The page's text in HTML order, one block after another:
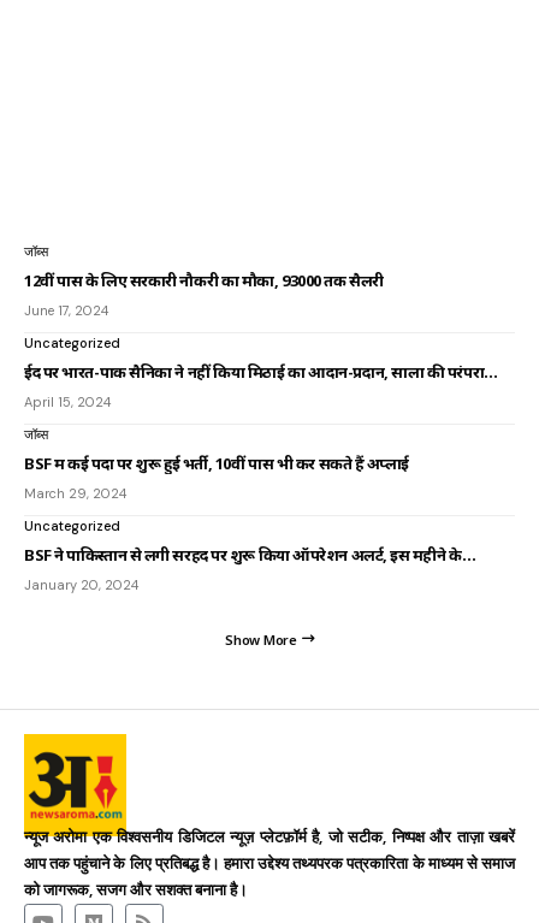
जॉब्स
12वीं पास के लिए सरकारी नौकरी का मौका, 93000 तक सैलरी
June 17, 2024
Uncategorized
ईद पर भारत-पाक सैनिकों ने नहीं किया मिठाई का आदान-प्रदान, सालों की परंपरा…
April 15, 2024
जॉब्स
BSF में कई पदों पर शुरू हुई भर्ती, 10वीं पास भी कर सकते हैं अप्लाई
March 29, 2024
Uncategorized
BSF ने पाकिस्तान से लगी सरहद पर शुरू किया ऑपरेशन अलर्ट, इस महीने के…
January 20, 2024
Show More
न्यूज अरोमा एक विश्वसनीय डिजिटल न्यूज़ प्लेटफ़ॉर्म है, जो सटीक, निष्पक्ष और ताज़ा खबरें
आप तक पहुंचाने के लिए प्रतिबद्ध है। हमारा उद्देश्य तथ्यपरक पत्रकारिता के माध्यम से समाज
को जागरूक, सजग और सशक्त बनाना है।